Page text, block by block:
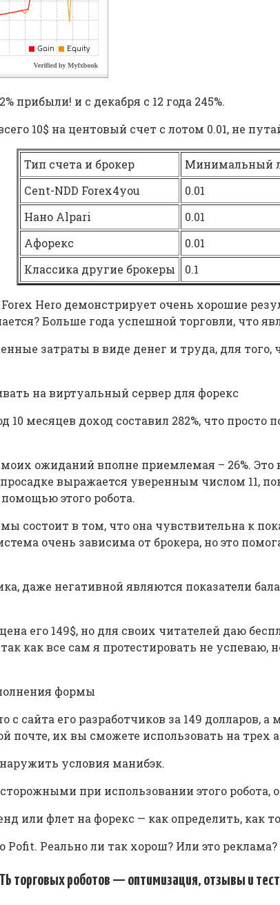
прибыли! и с декабря с 12 года 245%.
10$ на центовый счет с лотом 0.01, не
Тип счета и брокер Минимальный
Сent-NDD Forex4you
0.01
Нано Alpari
0.01
Афорекс
0.01
Классика другие брокеры
0.1
Hero демонстрирует очень хорошие
Больше года успешной торговли, что
затраты в виде денег и труда, для
на виртуальный сервер для форекс
10 месяцев доход составил 282%, что
моих ожиданий вполне приемлемая – 26%.
выражается уверенным числом 11,
этого робота.
состоит в том, что она чувствительна к
очень зависима от брокера, но это
даже негативной являются показатели
его 149$, но для своих читателей даю
как все сам я протестировать не
формы
с сайта его разработчиков за 149
почте, их вы сможете использовать на трех
условия манибэк.
при использовании этого робота,
или флет на форекс — как определить, как
Pofit. Реально ли так хорош? Или это
торговых роботов — оптимизация, отзывы и